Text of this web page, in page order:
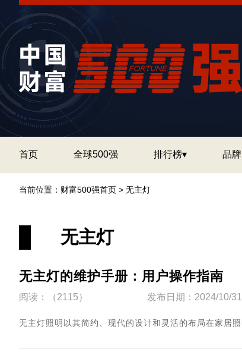
首页 全球500强 排行榜▾ 品
当前位置： 财富500强首页 > 无主灯
无主灯
无主灯的维护手册：用户操作指南
阅读：（2115） 发布日期：2024/10/
无主灯照明以其简约、现代的设计和灵活的布局在家居